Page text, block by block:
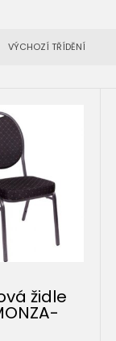
VÝCHOZÍ TŘÍDĚNÍ
židle